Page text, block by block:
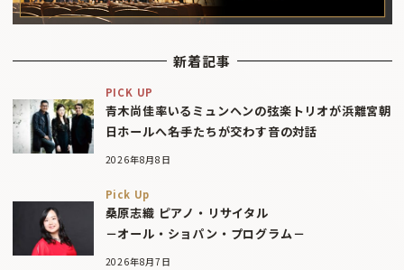
新着記事
PICK UP
青木尚佳率いるミュンヘンの弦楽トリオが浜離宮朝
日ホールへ――名手たちが交わす音の対話
2026年8月8日
Pick Up
桑原志織 ピアノ・リサイタル
－オール・ショパン・プログラム－
2026年8月7日